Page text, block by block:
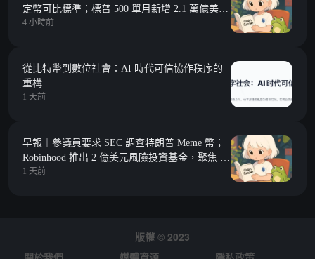
定幣可比標準；標普 500 單月新增 2.1 萬億美元
市值，約合整個加密市場總市值
4 小時前
從比特幣到數位社會：AI 時代可信協作秩序的
重構
1 天前
早報｜參議員要求 SEC 調查特朗普 Meme 幣；
Robinhood 推出 2 億美元風險投資基金，聚焦 Y
Combinator 種子期項目
1 天前
版權 © 2023